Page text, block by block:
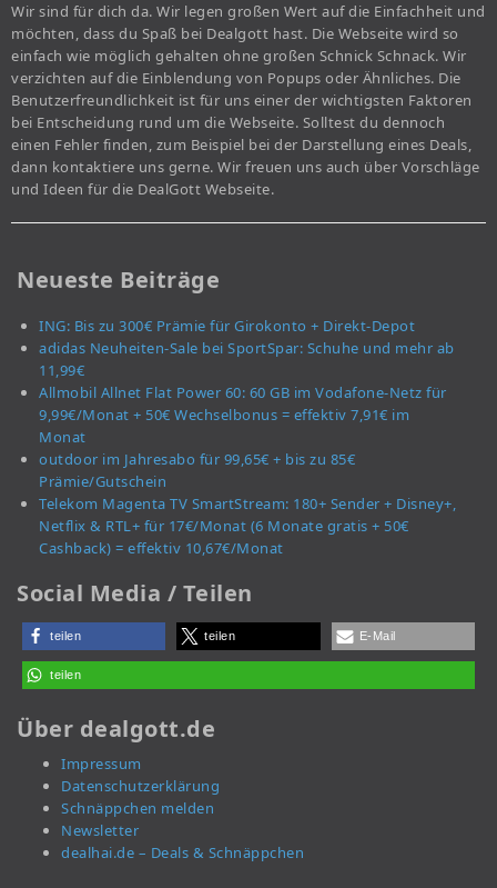
Wir sind für dich da. Wir legen großen Wert auf die Einfachheit und
möchten, dass du Spaß bei Dealgott hast. Die Webseite wird so
einfach wie möglich gehalten ohne großen Schnick Schnack. Wir
verzichten auf die Einblendung von Popups oder Ähnliches. Die
Benutzerfreundlichkeit ist für uns einer der wichtigsten Faktoren
bei Entscheidung rund um die Webseite. Solltest du dennoch
einen Fehler finden, zum Beispiel bei der Darstellung eines Deals,
dann kontaktiere uns gerne. Wir freuen uns auch über Vorschläge
und Ideen für die DealGott Webseite.
Neueste Beiträge
ING: Bis zu 300€ Prämie für Girokonto + Direkt-Depot
adidas Neuheiten-Sale bei SportSpar: Schuhe und mehr ab
11,99€
Allmobil Allnet Flat Power 60: 60 GB im Vodafone-Netz für
9,99€/Monat + 50€ Wechselbonus = effektiv 7,91€ im
Monat
outdoor im Jahresabo für 99,65€ + bis zu 85€
Prämie/Gutschein
Telekom Magenta TV SmartStream: 180+ Sender + Disney+,
Netflix & RTL+ für 17€/Monat (6 Monate gratis + 50€
Cashback) = effektiv 10,67€/Monat
Social Media / Teilen
teilen teilen E-Mail
teilen
Über dealgott.de
Impressum
Datenschutzerklärung
Schnäppchen melden
Newsletter
dealhai.de – Deals & Schnäppchen